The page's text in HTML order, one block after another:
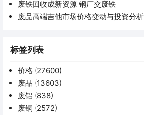
废铁回收成新资源 钢厂交废铁
废品高端吉他市场价格变动与投资分析
标签列表
价格 (27600)
废品 (13603)
废铝 (838)
废铜 (2572)